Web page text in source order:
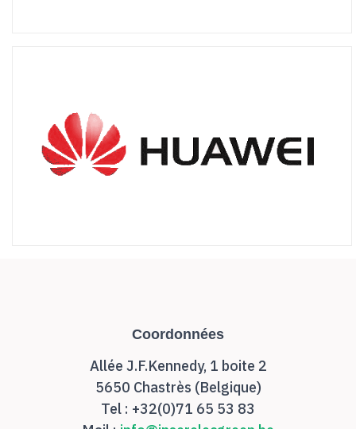
Coordonnées
Allée J.F.Kennedy, 1 boite 2
5650 Chastrès (Belgique)
Tel : +32(0)71 65 53 83